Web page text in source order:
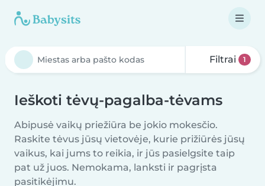
Filtrai 1
Ieškoti tėvų-pagalba-tėvams
Abipusė vaikų priežiūra be jokio mokesčio.
Raskite tėvus jūsų vietovėje, kurie prižiūrės jūsų
vaikus, kai jums to reikia, ir jūs pasielgsite taip
pat už juos. Nemokama, lanksti ir pagrįsta
pasitikėjimu.